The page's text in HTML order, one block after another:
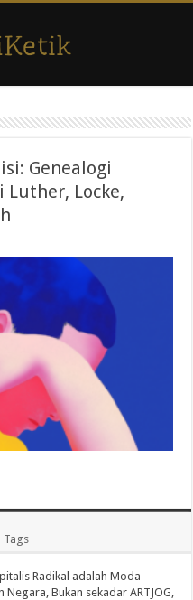
Genealogi
Luther, Locke,
Tags
Radikal adalah Moda
Bukan sekadar ARTJOG,